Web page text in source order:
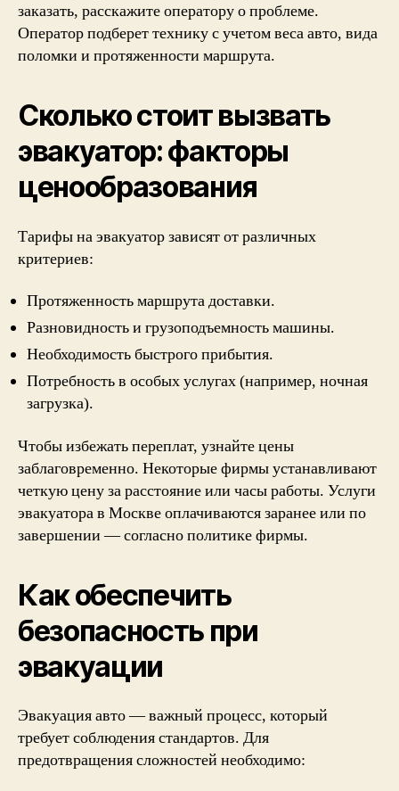
заказать, расскажите оператору о проблеме.
Оператор подберет технику с учетом веса авто, вида
поломки и протяженности маршрута.
Сколько стоит вызвать
эвакуатор: факторы
ценообразования
Тарифы на эвакуатор зависят от различных
критериев:
Протяженность маршрута доставки.
Разновидность и грузоподъемность машины.
Необходимость быстрого прибытия.
Потребность в особых услугах (например, ночная
загрузка).
Чтобы избежать переплат, узнайте цены
заблаговременно. Некоторые фирмы устанавливают
четкую цену за расстояние или часы работы. Услуги
эвакуатора в Москве оплачиваются заранее или по
завершении — согласно политике фирмы.
Как обеспечить
безопасность при
эвакуации
Эвакуация авто — важный процесс, который
требует соблюдения стандартов. Для
предотвращения сложностей необходимо: